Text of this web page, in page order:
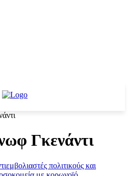
Γκενάντι